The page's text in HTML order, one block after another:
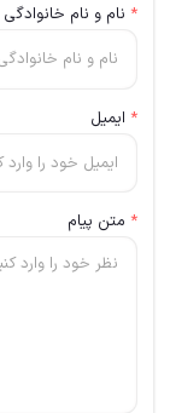
* نام و نام خانوادگی
* ایمیل
* متن پیام